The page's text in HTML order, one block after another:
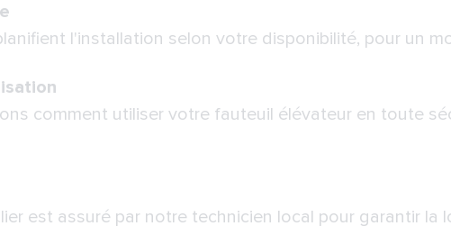
l'installation selon votre disponibilité, pour un
comment utiliser votre fauteuil élévateur en toute
est assuré par notre technicien local pour garantir la